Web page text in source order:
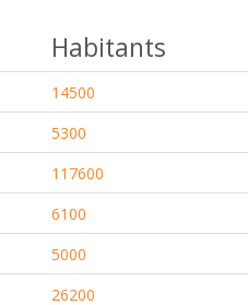
Habitants
14500
5300
117600
6100
5000
26200